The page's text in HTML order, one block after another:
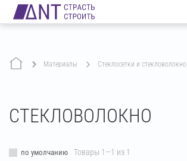
Материалы стеклосетки и стекловолокно
СТЕКЛОВОЛОКНО
по умолчанию Товары 1—1 из 1